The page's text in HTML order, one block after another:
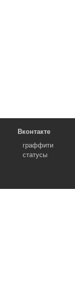
Вконтакте
граффити
статусы